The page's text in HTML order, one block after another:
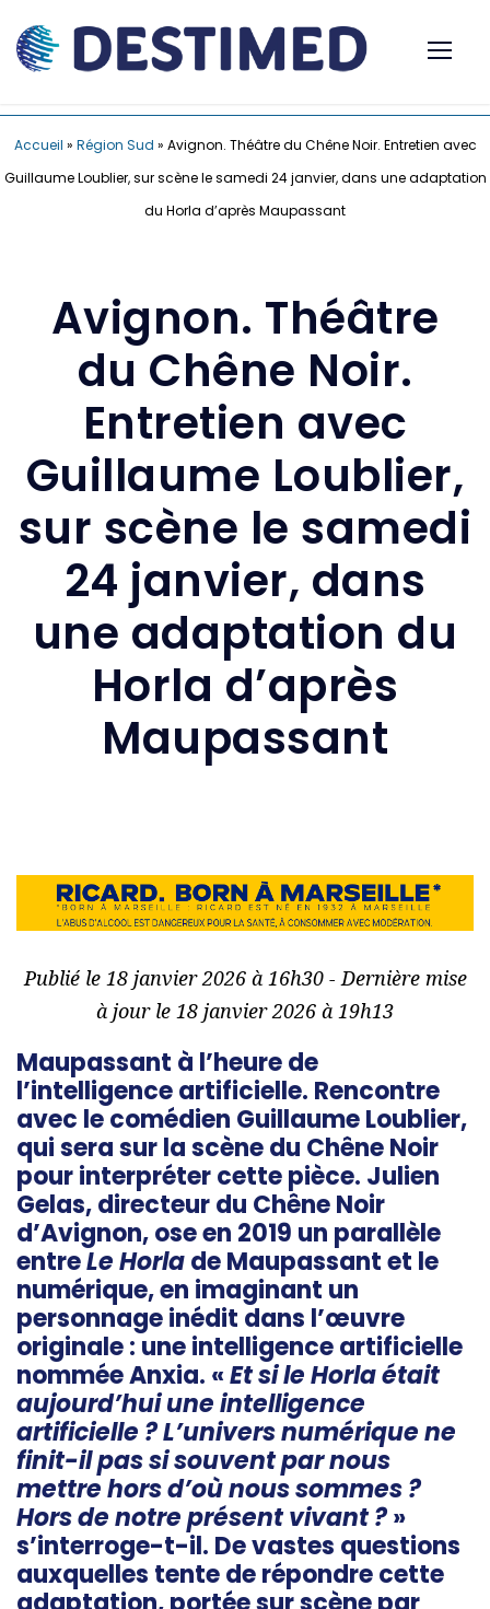
Accueil » Région Sud » Avignon. Théâtre du Chêne Noir. Entretien avec
Guillaume Loublier, sur scène le samedi 24 janvier, dans une adaptation
du Horla d’après Maupassant
Avignon. Théâtre
du Chêne Noir.
Entretien avec
Guillaume Loublier,
sur scène le samedi
24 janvier, dans
une adaptation du
Horla d’après
Maupassant
Publié le 18 janvier 2026 à 16h30 - Dernière mise
à jour le 18 janvier 2026 à 19h13
Maupassant à l’heure de
l’intelligence artificielle. Rencontre
avec le comédien Guillaume Loublier,
qui sera sur la scène du Chêne Noir
pour interpréter cette pièce. Julien
Gelas, directeur du Chêne Noir
d’Avignon, ose en 2019 un parallèle
entreLe Horlade Maupassant et le
numérique, en imaginant un
personnage inédit dans l’œuvre
originale : une intelligence artificielle
nomméeAnxia. «Et si le Horla était
aujourd’hui une intelligence
artificielle ? L’univers numérique ne
finit-il pas si souvent par nous
mettre hors d’où nous sommes ?
Hors de notre présent vivant ?»
s’interroge-t-il. De vastes questions
auxquelles tente de répondre cette